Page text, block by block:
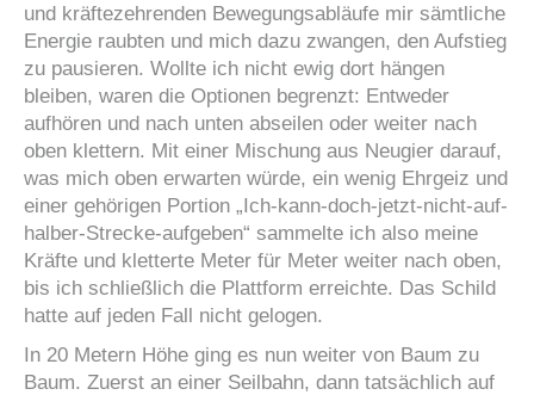
und kräftezehrenden Bewegungsabläufe mir sämtliche
Energie raubten und mich dazu zwangen, den Aufstieg
zu pausieren. Wollte ich nicht ewig dort hängen
bleiben, waren die Optionen begrenzt: Entweder
aufhören und nach unten abseilen oder weiter nach
oben klettern. Mit einer Mischung aus Neugier darauf,
was mich oben erwarten würde, ein wenig Ehrgeiz und
einer gehörigen Portion „Ich-kann-doch-jetzt-nicht-auf-
halber-Strecke-aufgeben“ sammelte ich also meine
Kräfte und kletterte Meter für Meter weiter nach oben,
bis ich schließlich die Plattform erreichte. Das Schild
hatte auf jeden Fall nicht gelogen.
In 20 Metern Höhe ging es nun weiter von Baum zu
Baum. Zuerst an einer Seilbahn, dann tatsächlich auf